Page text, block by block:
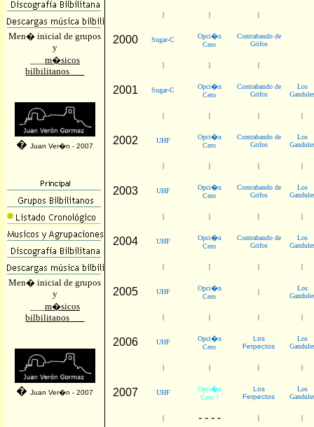
Men� inicial de grupos
y
m�sicos
bilbilitanos___
�Juan Ver�n - 2007
Men� inicial de grupos
y
m�sicos
bilbilitanos___
�Juan Ver�n - 2007
| | |
2000 Sugar-C
Opci�n
Cero
Contrabando de
Grifos
| | |
2001 Sugar-C
Opci�n
Cero
Contrabando de
Grifos
Los
| | | |
2002 UHF
Opci�n
Cero
Contrabando de
Grifos
Los
| | | |
2003 UHF
Opci�n
Cero
Contrabando de
Grifos
Los
| | | |
2004 UHF
Opci�n
Cero
Contrabando de
Grifos
Los
| | | |
2005 UHF
Opci�n
Cero
|
Los
| | | |
2006 UHF
Opci�n
Cero
Los
Ferpectos
Los
| | | |
2007 UHF
Opci�n
Cero ?
Los
Ferpectos
Los
| - - - - | |